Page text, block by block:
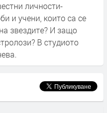
личности-
и учени, които са се
звездите? И защо
В студиото